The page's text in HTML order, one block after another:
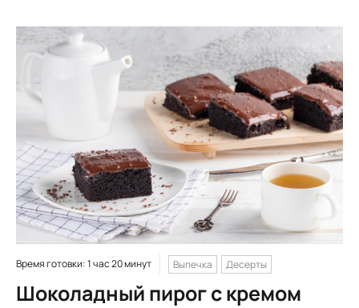
Время готовки: 1 час 20 минут Выпечка Десерты
Шоколадный пирог с кремом